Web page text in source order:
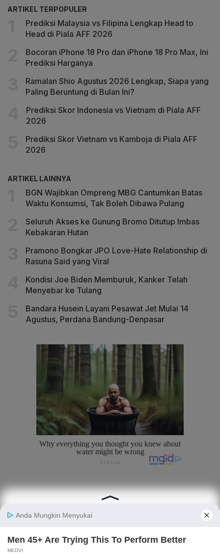
ARTIKEL TERPOPULER
Prediksi Malaysia vs Filipina Lengkap Head to
Head di Piala AFF 2026
Bocoran iPhone 18 Pro dan iPhone 18 Pro Max, Ini
Prediksi Harganya
Ramalan Shio Agustus 2026 Lengkap, Siapa yang
Paling Beruntung di Bulan Ini?
Prediksi Skor Indonesia vs Vietnam di Piala AFF
2026
Prediksi Skor Vietnam vs Kamboja di Piala AFF
2026
ARTIKEL LAINNYA
BGN Wajibkan Ompreng MBG Cantumkan Batas
Waktu Konsumsi, Tak Boleh Dibawa Pulang
Seluruh Akses ke Gunung Bromo Ditutup Imbas
Kebakaran Hutan
Pramono Bongkar JPO Love-Hate Relationship di
Rasuna Said yang Viral
Kondisi Joe Biden Memburuk, Kanker Telah
Menyebar ke Tulang
Bandara Husein Layani Pesawat Jet Mulai 14
Agustus, Perdana Bandung-Denpasar